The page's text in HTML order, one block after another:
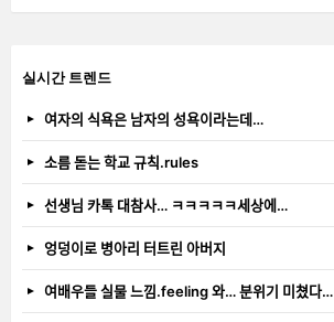
실시간 트렌드
여자의 식욕은 남자의 성욕이라는데…
소름 돋는 학교 규칙.rules
선생님 카톡 대참사… ㅋㅋㅋㅋㅋ세상에…
엉덩이로 병아리 터트린 아버지
여배우들 실물 느낌.feeling 와… 분위기 미쳤다…